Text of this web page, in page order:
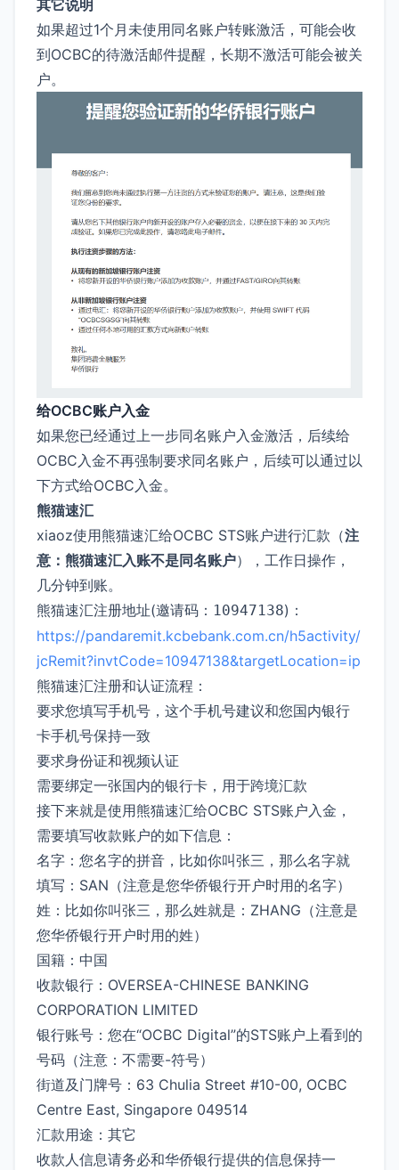
其它说明
如果超过1个月未使用同名账户转账激活，可能会收
到OCBC的待激活邮件提醒，长期不激活可能会被关
户。
给OCBC账户入金
如果您已经通过上一步同名账户入金激活，后续给
OCBC入金不再强制要求同名账户，后续可以通过以
下方式给OCBC入金。
熊猫速汇
xiaoz使用熊猫速汇给OCBC STS账户进行汇款（注
意：熊猫速汇入账不是同名账户），工作日操作，
几分钟到账。
熊猫速汇注册地址(邀请码： 10947138)：
https://pandaremit.kcbebank.com.cn/h5activity/
jcRemit?invtCode=10947138&targetLocation=ip
熊猫速汇注册和认证流程：
要求您填写手机号，这个手机号建议和您国内银行
卡手机号保持一致
要求身份证和视频认证
需要绑定一张国内的银行卡，用于跨境汇款
接下来就是使用熊猫速汇给OCBC STS账户入金，
需要填写收款账户的如下信息：
名字：您名字的拼音，比如你叫张三，那么名字就
填写：SAN（注意是您华侨银行开户时用的名字）
姓：比如你叫张三，那么姓就是：ZHANG（注意是
您华侨银行开户时用的姓）
国籍：中国
收款银行：OVERSEA-CHINESE BANKING
CORPORATION LIMITED
银行账号：您在“OCBC Digital”的STS账户上看到的
号码（注意：不需要-符号）
街道及门牌号：63 Chulia Street #10-00, OCBC
Centre East, Singapore 049514
汇款用途：其它
收款人信息请务必和华侨银行提供的信息保持一